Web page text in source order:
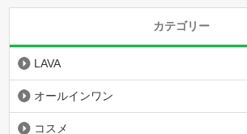
カテゴリー
LAVA
オールインワン
コスメ